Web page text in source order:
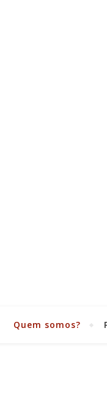
Quem somos?